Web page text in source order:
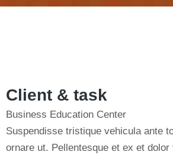
Client & task
Business Education Center
Suspendisse tristique vehicula ante
ornare ut. Pellentesque et ex et